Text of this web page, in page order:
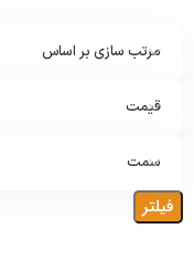
مرتب سازی بر اساس
قیمت
سمت
فیلتر